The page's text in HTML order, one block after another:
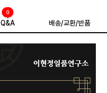
Q&A
0
배송/교환/반품